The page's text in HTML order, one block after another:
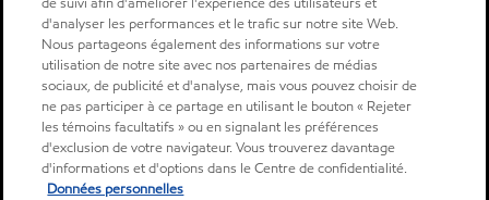
d'analyser les performances et le trafic sur notre site Web.
Nous partageons également des informations sur votre
utilisation de notre site avec nos partenaires de médias
sociaux, de publicité et d'analyse, mais vous pouvez choisir de
ne pas participer à ce partage en utilisant le bouton « Rejeter
les témoins facultatifs » ou en signalant les préférences
d'exclusion de votre navigateur. Vous trouverez davantage
d'informations et d'options dans le Centre de confidentialité.
Données personnelles